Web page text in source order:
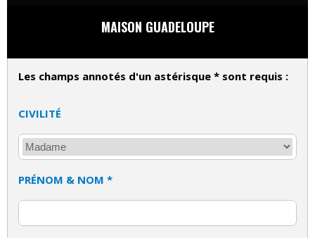
MAISON GUADELOUPE
Les champs annotés d'un astérisque * sont requis :
CIVILITÉ
PRÉNOM & NOM *